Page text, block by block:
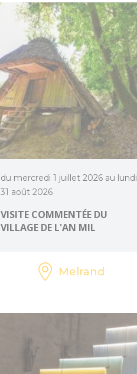
du mercredi 1 juillet 2026 au lundi
31 août 2026
VISITE COMMENTÉE DU
VILLAGE DE L'AN MIL
Melrand